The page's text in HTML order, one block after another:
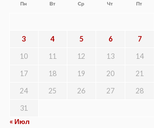
Пн Вт Ср Чт Пт
3 4 5 6 7
10 11 12 13 14
17 18 19 20 21
24 25 26 27 28
31
« Июл